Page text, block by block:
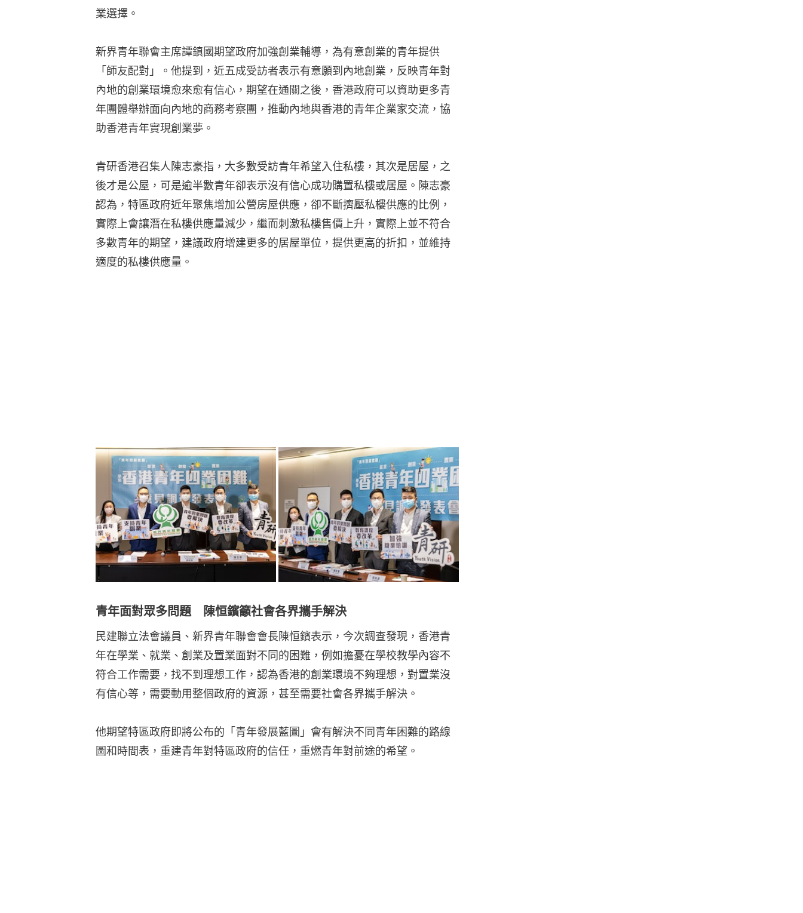
業選擇。
新界青年聯會主席譚鎮國期望政府加強創業輔導，為有意創業的青年提供
「師友配對」。他提到，近五成受訪者表示有意願到內地創業，反映青年對
內地的創業環境愈來愈有信心，期望在通關之後，香港政府可以資助更多青
年團體舉辦面向內地的商務考察團，推動內地與香港的青年企業家交流，協
助香港青年實現創業夢。
青研香港召集人陳志豪指，大多數受訪青年希望入住私樓，其次是居屋，之
後才是公屋，可是逾半數青年卻表示沒有信心成功購置私樓或居屋。陳志豪
認為，特區政府近年聚焦增加公營房屋供應，卻不斷擠壓私樓供應的比例，
實際上會讓潛在私樓供應量減少，繼而刺激私樓售價上升，實際上並不符合
多數青年的期望，建議政府增建更多的居屋單位，提供更高的折扣，並維持
適度的私樓供應量。
青年面對眾多問題 陳恒鑌籲社會各界攜手解決
民建聯立法會議員、新界青年聯會會長陳恒鑌表示，今次調查發現，香港青
年在學業、就業、創業及置業面對不同的困難，例如擔憂在學校教學內容不
符合工作需要，找不到理想工作，認為香港的創業環境不夠理想，對置業沒
有信心等，需要動用整個政府的資源，甚至需要社會各界攜手解決。
他期望特區政府即將公布的「青年發展藍圖」會有解決不同青年困難的路線
圖和時間表，重建青年對特區政府的信任，重燃青年對前途的希望。